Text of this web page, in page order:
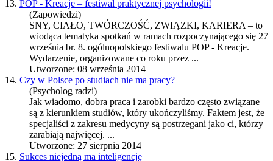
13. POP - Kreacje – festiwal praktycznej psychologii!
(Zapowiedzi)
SNY, CIAŁO, TWÓRCZOŚĆ, ZWIĄZKI, KARIERA – to
wiodąca tematyka spotkań w ramach rozpoczynającego się 27
września br. 8. ogólnopolskiego festiwalu POP - Kreacje.
Wydarzenie, organizowane co roku przez ...
Utworzone: 08 września 2014
14. Czy w Polsce po studiach nie ma pracy?
(Psycholog radzi)
Jak wiadomo, dobra praca i zarobki bardzo często związane
są z kierunkiem studiów, który ukończyliśmy. Faktem jest, że
specjaliści z zakresu medycyny są postrzegani jako ci, którzy
zarabiają najwięcej. ...
Utworzone: 27 sierpnia 2014
15. Sukces niejedną ma inteligencję